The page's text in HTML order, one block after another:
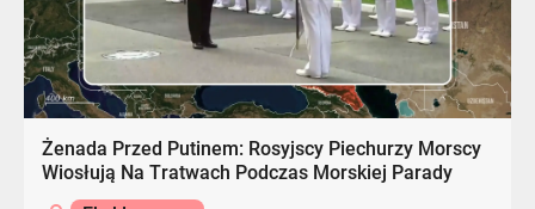
Żenada Przed Putinem: Rosyjscy Piechurzy Morscy
Wiosłują Na Tratwach Podczas Morskiej Parady